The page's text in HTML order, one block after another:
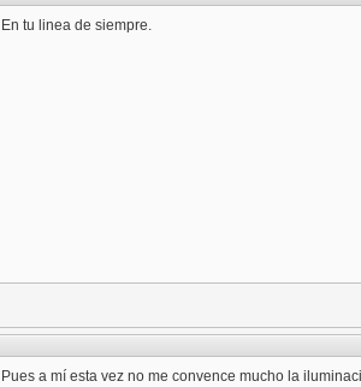
En tu linea de siempre.
Pues a mí esta vez no me convence mucho la